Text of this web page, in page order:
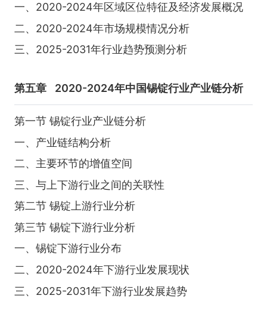
一、2020-2024年区域区位特征及经济发展概况
二、2020-2024年市场规模情况分析
三、2025-2031年行业趋势预测分析
第五章 2020-2024年中国锡锭行业产业链分析
第一节 锡锭行业产业链分析
一、产业链结构分析
二、主要环节的增值空间
三、与上下游行业之间的关联性
第二节 锡锭上游行业分析
第三节 锡锭下游行业分析
一、锡锭下游行业分布
二、2020-2024年下游行业发展现状
三、2025-2031年下游行业发展趋势